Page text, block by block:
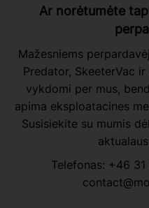
Ar norėtumėte
Mažesniems
Predator, SkeeterVac
vykdomi per mus,
apima eksploatacines
Susisiekite su mumis
Telefonas: +46